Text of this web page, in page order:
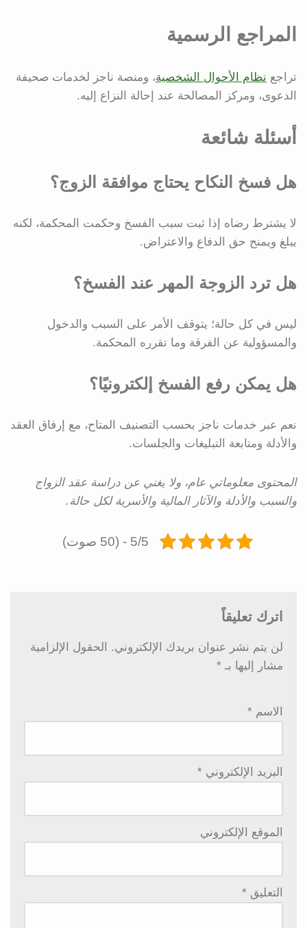
المراجع الرسمية
تراجع نظام الأحوال الشخصية، ومنصة ناجز لخدمات صحيفة
الدعوى، ومركز المصالحة عند إحالة النزاع إليه.
أسئلة شائعة
هل فسخ النكاح يحتاج موافقة الزوج؟
لا يشترط رضاه إذا ثبت سبب الفسخ وحكمت المحكمة، لكنه
يبلغ ويمنح حق الدفاع والاعتراض.
هل ترد الزوجة المهر عند الفسخ؟
ليس في كل حالة؛ يتوقف الأمر على السبب والدخول
والمسؤولية عن الفرقة وما تقرره المحكمة.
هل يمكن رفع الفسخ إلكترونيًا؟
نعم عبر خدمات ناجز بحسب التصنيف المتاح، مع إرفاق العقد
والأدلة ومتابعة التبليغات والجلسات.
المحتوى معلوماتي عام، ولا يغني عن دراسة عقد الزواج
والسبب والأدلة والآثار المالية والأسرية لكل حالة.
5/5 - (50 صوت)
اترك تعليقاً
لن يتم نشر عنوان بريدك الإلكتروني.
الحقول الإلزامية
مشار إليها بـ *
الاسم *
البريد الإلكتروني *
الموقع الإلكتروني
التعليق *